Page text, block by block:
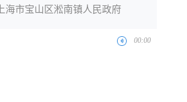
上海市宝山区淞南镇人民政府